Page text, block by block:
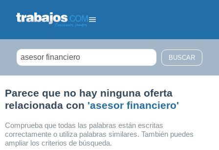
Parece que no hay ninguna oferta
relacionada con 'asesor financiero'
Comprueba que todas las palabras están escritas
correctamente o utiliza palabras similares. También puedes
ampliar los criterios de búsqueda.